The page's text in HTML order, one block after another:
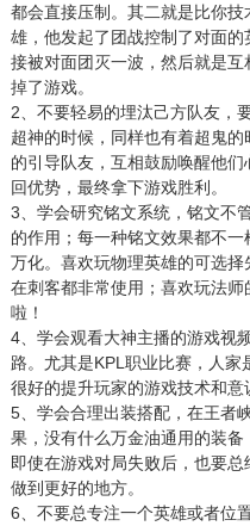
都会直接压制。其二就是比你
雄，他发起了团战控制了对面
接被对面团灭一波，然后就是
掉了游戏。
2、不要轻易的埋汰己方队友，
超神的时候，同样也有着超鬼
的引导队友，互相鼓励唤醒他
回优势，最终拿下游戏胜利。
3、学会研究铭文系统，铭文不
的作用；每一种铭文效果都不
万化。喜欢玩物理英雄的可选
在刺客都非常使用；喜欢玩法
啦！
4、学会观看大神主播的游戏视
路。尤其是KPL职业比赛，人家
很好的提升玩家的游戏技术和意
5、学会合理出装搭配，在王者
果，没有什么万金油通用的装备
即使在游戏对局失败后，也要
做到更好的地方。
6、不要总专注一个英雄或者位